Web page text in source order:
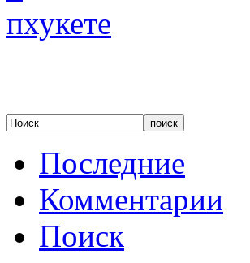
Последние
Комментарии
Поиск